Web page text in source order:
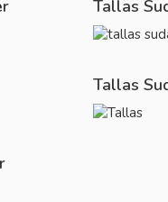
Tallas
Tallas